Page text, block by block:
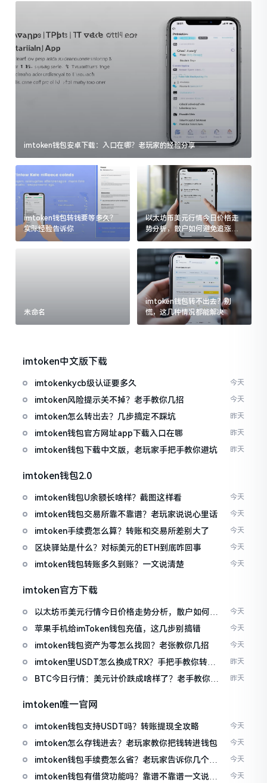
imtoken钱包安卓下载：入口在哪？老玩家的经验分享
imtoken钱包转钱要等多久？
实际经验告诉你
以太坊币美元行情今日价格走
势分析，散户如何避免追涨杀
跌被套牢
未命名
imtoken钱包转不出去？别
慌，这几种情况都能解决
imtoken中文版下载
imtokenkycb级认证要多久 今天
imtoken风险提示关不掉？老手教你几招 今天
imtoken怎么转出去？几步搞定不踩坑 昨天
imtoken钱包官方网址app下载入口在哪 昨天
imtoken钱包下载中文版，老玩家手把手教你避坑 昨天
imtoken钱包2.0
imtoken钱包U余额长啥样？截图这样看 今天
imtoken钱包交易所靠不靠谱？老玩家说说心里话 今天
imtoken手续费怎么算？转账和交易所差别大了 今天
区块驿站是什么？对标美元的ETH到底咋回事 今天
imtoken钱包转账多久到账？一文说清楚 今天
imtoken官方下载
以太坊币美元行情今日价格走势分析，散户如何避
免追涨杀跌被套牢
今天
苹果手机给imToken钱包充值，这几步别搞错 今天
imtoken钱包资产为零怎么找回？老张教你几招 今天
imtoken里USDT怎么换成TRX？手把手教你转成
波场币
昨天
BTC今日行情：美元计价跌成啥样了？老手教你咋
昨天
imtoken唯一官网
imtoken钱包支持USDT吗？转账提现全攻略 今天
imtoken怎么存钱进去？老玩家教你把钱转进钱包 今天
imtoken钱包手续费怎么省？老玩家告诉你几个实
在招
今天
imtoken钱包有借贷功能吗？靠谱不靠谱一文说清
今天